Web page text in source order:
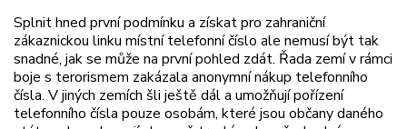
Splnit hned první podmínku a získat pro zahraniční
zákaznickou linku místní telefonní číslo ale nemusí být tak
snadné, jak se může na první pohled zdát. Řada zemí v rámci
boje s terorismem zakázala anonymní nákup telefonního
čísla. V jiných zemích šli ještě dál a umožňují pořízení
telefonního čísla pouze osobám, které jsou občany daného